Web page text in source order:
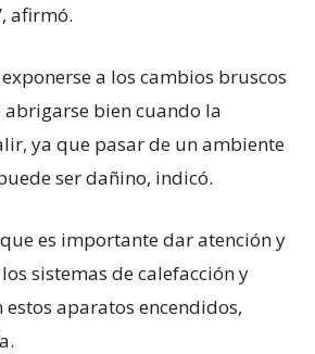
afirmó.
a los cambios bruscos
bien cuando la
ya que pasar de un ambiente
ser dañino, indicó.
es importante dar atención y
sistemas de calefacción y
aparatos encendidos,